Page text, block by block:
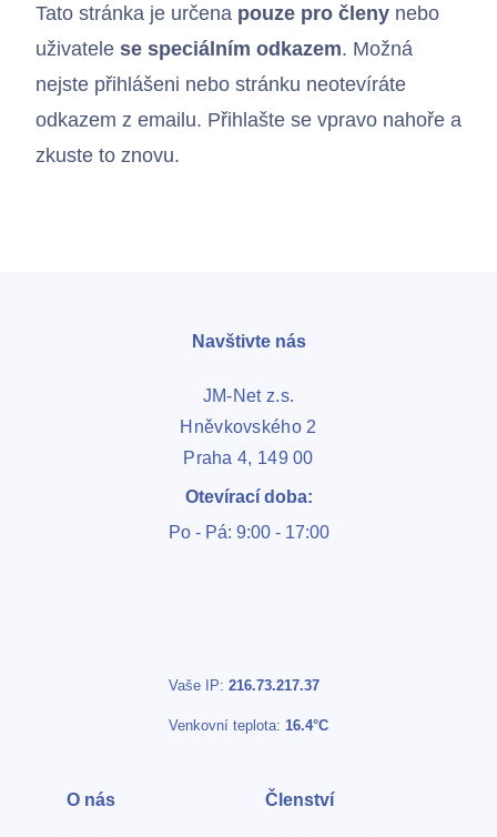
Kontakty
Tato stránka je určena pouze pro členy nebo
uživatele se speciálním odkazem. Možná
nejste přihlášeni nebo stránku neotevíráte
odkazem z emailu. Přihlašte se vpravo nahoře a
zkuste to znovu.
Vaše IP: 216.73.217.37
Venkovní teplota: 16.4°C
Navštivte nás
JM-Net z.s.
Hněvkovského 2
Praha 4, 149 00
Otevírací doba:
Po - Pá: 9:00 - 17:00
O nás Členství